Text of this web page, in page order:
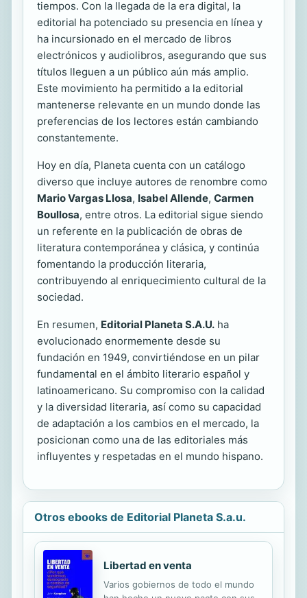
tiempos. Con la llegada de la era digital, la
editorial ha potenciado su presencia en línea y
ha incursionado en el mercado de libros
electrónicos y audiolibros, asegurando que sus
títulos lleguen a un público aún más amplio.
Este movimiento ha permitido a la editorial
mantenerse relevante en un mundo donde las
preferencias de los lectores están cambiando
constantemente.
Hoy en día, Planeta cuenta con un catálogo
diverso que incluye autores de renombre como
Mario Vargas Llosa, Isabel Allende, Carmen
Boullosa, entre otros. La editorial sigue siendo
un referente en la publicación de obras de
literatura contemporánea y clásica, y continúa
fomentando la producción literaria,
contribuyendo al enriquecimiento cultural de la
sociedad.
En resumen, Editorial Planeta S.A.U. ha
evolucionado enormemente desde su
fundación en 1949, convirtiéndose en un pilar
fundamental en el ámbito literario español y
latinoamericano. Su compromiso con la calidad
y la diversidad literaria, así como su capacidad
de adaptación a los cambios en el mercado, la
posicionan como una de las editoriales más
influyentes y respetadas en el mundo hispano.
Otros ebooks de Editorial Planeta S.a.u.
Libertad en venta
Varios gobiernos de todo el mundo